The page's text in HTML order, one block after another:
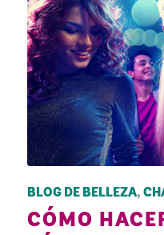
BLOG DE BELLEZA,
CÓMO